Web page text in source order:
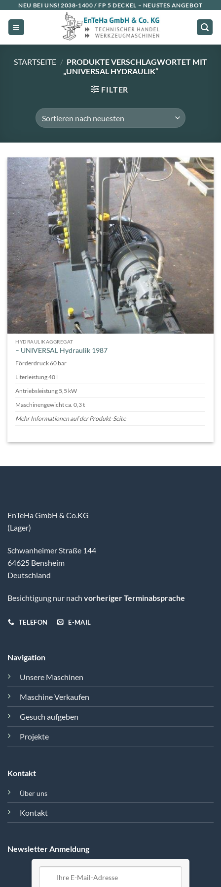
Inhalt
springen
NEU BEI UNS! 2038-1400 / FP 5 DECKEL – NEUSTES ANGEBOT
STARTSEITE / PRODUKTE VERSCHLAGWORTET MIT
„UNIVERSAL HYDRAULIK“
FILTER
HYDRAULIKAGGREGAT
– UNIVERSAL Hydraulik 1987
Förderdruck 60 bar
Literleistung 40 l
Antriebsleistung 5,5 kW
Maschinengewicht ca. 0,3 t
Mehr Informationen auf der Produkt-Seite
EnTeHa GmbH & Co.KG
(Lager)
Schwanheimer Straße 144
64625 Bensheim
Deutschland
Besichtigung nur nach vorheriger Terminabsprache
TELEFON E-MAIL
Navigation
Unsere Maschinen
Maschine Verkaufen
Gesuch aufgeben
Projekte
Kontakt
Über uns
Kontakt
Newsletter Anmeldung